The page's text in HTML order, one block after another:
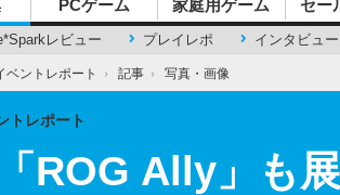
レビュー プレイレポ インタビュー
PCゲーム 家庭用ゲーム セー
ベントレポート › 記事 › 写真・画像
ROG Ally」も
トレポート